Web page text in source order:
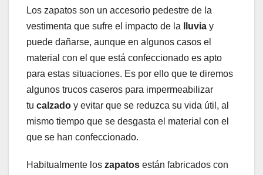
Los zapatos son un accesorio pedestre de la
vestimenta que sufre el impacto de la
lluvia y
puede dañarse, aunque en algunos casos el
material con el que está confeccionado es apto
para estas situaciones. Es por ello que te diremos
algunos trucos caseros para impermeabilizar
tu calzado y evitar que se reduzca su vida útil, al
mismo tiempo que se desgasta el material con el
que se han confeccionado.
Habitualmente los zapatos están fabricados con